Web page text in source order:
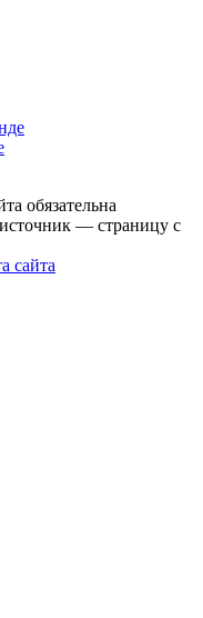
обязательна
— страницу с
сайта